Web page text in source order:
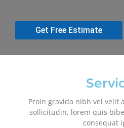
Get Free Estimate
Proin gravida nibh vel velit
sollicitudin, lorem quis
consequat